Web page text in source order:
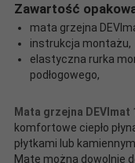
Zawartość
mata grzejna
instrukcja montażu,
elastyczna rurka
podłogowego,
Mata grzejna DEVImat
komfortowe ciepło
płytkami lub
Matę można dowolnie